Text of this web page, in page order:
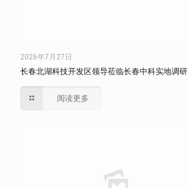
2026年7月27日
长春北湖科技开发区领导莅临长春中科实地调研
阅读更多